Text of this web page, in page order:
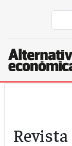
Revista